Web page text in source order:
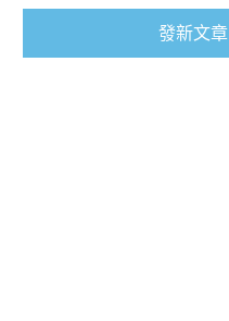
發新文章